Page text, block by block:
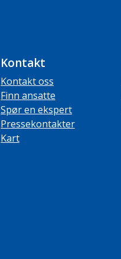
Kontakt
Kontakt oss
Finn ansatte
Spør en ekspert
Pressekontakter
Kart